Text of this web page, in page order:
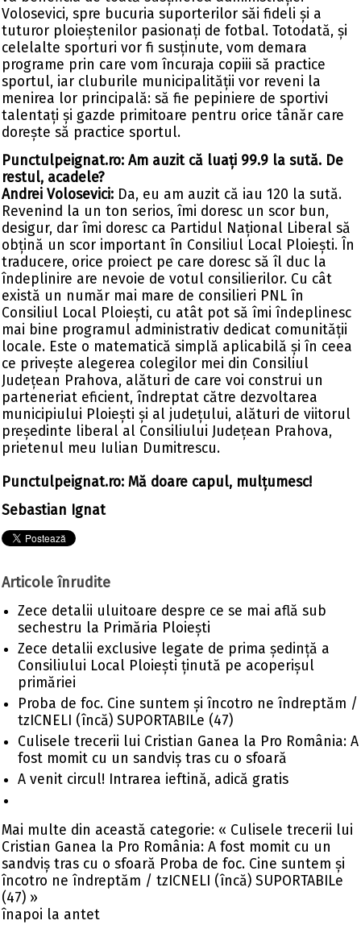
Volosevici, spre bucuria suporterilor săi fideli și a
tuturor ploieștenilor pasionați de fotbal. Totodată, și
celelalte sporturi vor fi susținute, vom demara
programe prin care vom încuraja copiii să practice
sportul, iar cluburile municipalității vor reveni la
menirea lor principală: să fie pepiniere de sportivi
talentați și gazde primitoare pentru orice tânăr care
dorește să practice sportul.
Punctulpeignat.ro: Am auzit că luați 99.9 la sută. De
restul, acadele?
Andrei Volosevici: Da, eu am auzit că iau 120 la sută.
Revenind la un ton serios, îmi doresc un scor bun,
desigur, dar îmi doresc ca Partidul Național Liberal să
obțină un scor important în Consiliul Local Ploiești. În
traducere, orice proiect pe care doresc să îl duc la
îndeplinire are nevoie de votul consilierilor. Cu cât
există un număr mai mare de consilieri PNL în
Consiliul Local Ploiești, cu atât pot să îmi îndeplinesc
mai bine programul administrativ dedicat comunității
locale. Este o matematică simplă aplicabilă și în ceea
ce privește alegerea colegilor mei din Consiliul
Județean Prahova, alături de care voi construi un
parteneriat eficient, îndreptat către dezvoltarea
municipiului Ploiești și al județului, alături de viitorul
președinte liberal al Consiliului Județean Prahova,
prietenul meu Iulian Dumitrescu.
Punctulpeignat.ro: Mă doare capul, mulțumesc!
Sebastian Ignat
Articole înrudite
Zece detalii uluitoare despre ce se mai află sub
sechestru la Primăria Ploiești
Zece detalii exclusive legate de prima ședință a
Consiliului Local Ploiești ținută pe acoperișul
primăriei
Proba de foc. Cine suntem și încotro ne îndreptăm /
tzICNELI (încă) SUPORTABILe (47)
Culisele trecerii lui Cristian Ganea la Pro România: A
fost momit cu un sandviș tras cu o sfoară
A venit circul! Intrarea ieftină, adică gratis
Mai multe din această categorie: « Culisele trecerii lui
Cristian Ganea la Pro România: A fost momit cu un
sandviș tras cu o sfoară Proba de foc. Cine suntem și
încotro ne îndreptăm / tzICNELI (încă) SUPORTABILe
(47) »
înapoi la antet